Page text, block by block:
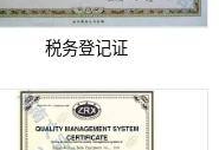
税务登记证